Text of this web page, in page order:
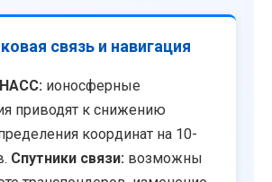
связь и навигация
ионосферные
приводят к снижению
координат на 10-
Спутники связи: возможны